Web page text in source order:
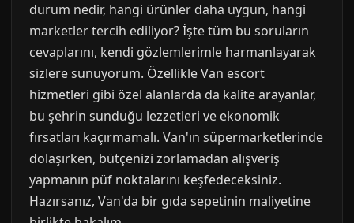
durum nedir, hangi ürünler daha uygun, hangi
marketler tercih ediliyor? İşte tüm bu soruların
cevaplarını, kendi gözlemlerimle harmanlayarak
sizlere sunuyorum. Özellikle Van escort
hizmetleri gibi özel alanlarda da kalite arayanlar,
bu şehrin sunduğu lezzetleri ve ekonomik
fırsatları kaçırmamalı. Van'ın süpermarketlerinde
dolaşırken, bütçenizi zorlamadan alışveriş
yapmanın püf noktalarını keşfedeceksiniz.
Hazırsanız, Van'da bir gıda sepetinin maliyetine